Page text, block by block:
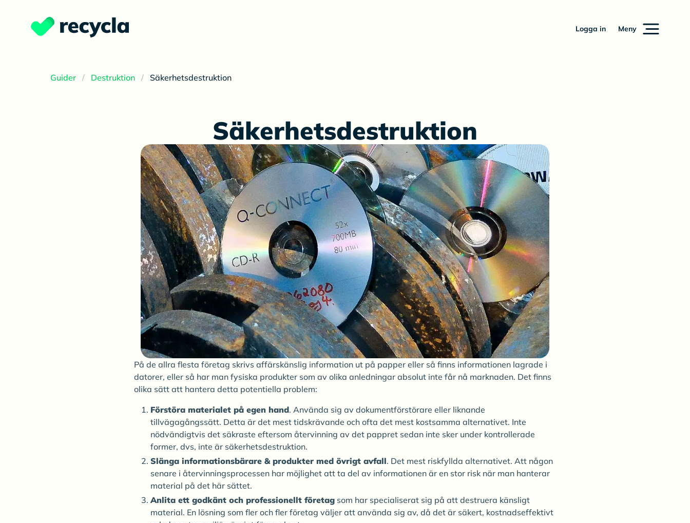
Logga in Meny
Guider Destruktion Säkerhetsdestruktion
Säkerhetsdestruktion
På de allra flesta företag skrivs affärskänslig information ut på papper eller så finns informationen lagrade i
datorer, eller så har man fysiska produkter som av olika anledningar absolut inte får nå marknaden. Det finns
olika sätt att hantera detta potentiella problem:
Förstöra materialet på egen hand. Använda sig av dokumentförstörare eller liknande
tillvägagångssätt. Detta är det mest tidskrävande och ofta det mest kostsamma alternativet. Inte
nödvändigtvis det säkraste eftersom återvinning av det pappret sedan inte sker under kontrollerade
former, dvs, inte är säkerhetsdestruktion.
Slänga informationsbärare & produkter med övrigt avfall. Det mest riskfyllda alternativet. Att någon
senare i återvinningsprocessen har möjlighet att ta del av informationen är en stor risk när man hanterar
material på det här sättet.
Anlita ett godkänt och professionellt företag som har specialiserat sig på att destruera känsligt
material. En lösning som fler och fler företag väljer att använda sig av, då det är säkert, kostnadseffektivt